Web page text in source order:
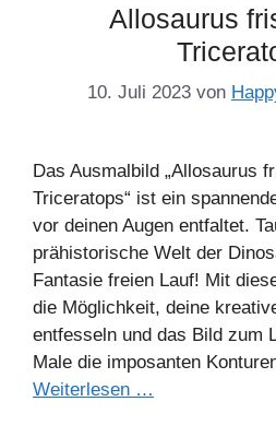
Allosaurus
10. Juli 2023 von
Das Ausmalbild „Allosaurus
Triceratops“ ist ein
vor deinen Augen entfaltet.
prähistorische Welt der
Fantasie freien Lauf! Mit
die Möglichkeit, deine
entfesseln und das Bild zum
Male die imposanten
Weiterlesen …